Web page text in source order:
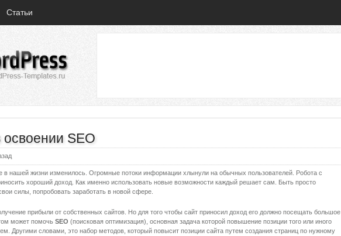
Статьи
SEO
в нашей жизни изменилось. Огромные потоки информации хлынули на обычных пользователей. Робота с
хороший доход. Как именно использовать новые возможности каждый решает сам. Быть просто
силы, попробовать заработать в новой сфере.
прибыли от собственных сайтов. Но для того чтобы сайт приносил доход его должно посещать большое
может помочь SEO (поисковая оптимизация), основная задача которой повышение позиции того или иного
Другими словами, это набор методов, который повысит позиции сайта путем создания страниц по нужному